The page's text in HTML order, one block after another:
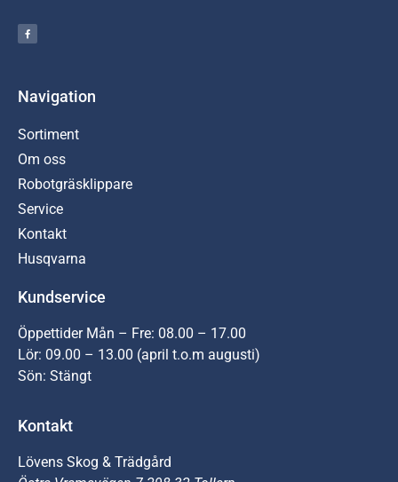
Navigation
Sortiment
Om oss
Robotgräsklippare
Service
Kontakt
Husqvarna
Kundservice
Öppettider Mån – Fre: 08.00 – 17.00
Lör: 09.00 – 13.00 (april t.o.m augusti)
Sön: Stängt
Kontakt
Lövens Skog & Trädgård